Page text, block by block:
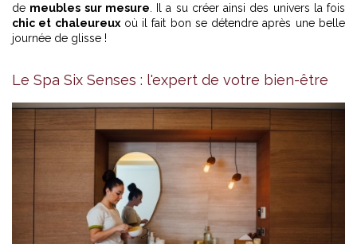
de meubles sur mesure . Il a su créer ainsi des univers la fois
chic et chaleureuxoù il fait bon se détendre après une belle
journée de glisse !
Le Spa Six Senses : l'expert de votre bien-être